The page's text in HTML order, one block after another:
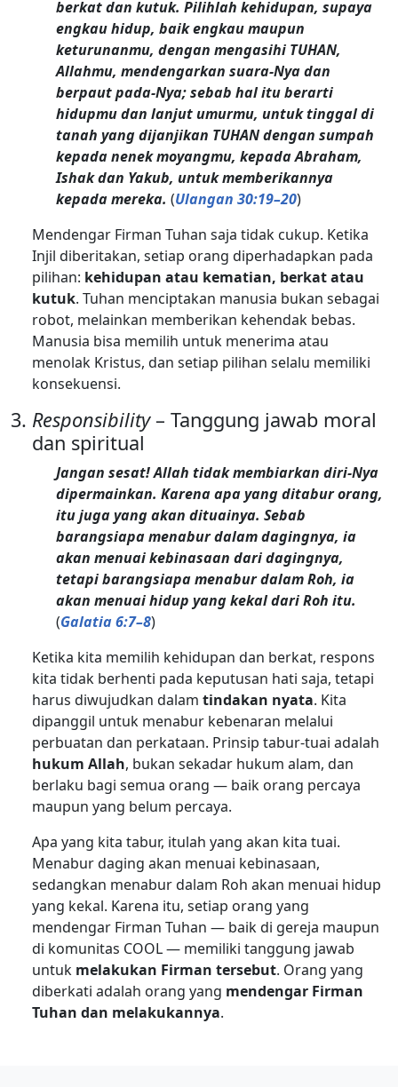
berkat dan kutuk. Pilihlah kehidupan, supaya
engkau hidup, baik engkau maupun
keturunanmu, dengan mengasihi TUHAN,
Allahmu, mendengarkan suara-Nya dan
berpaut pada-Nya; sebab hal itu berarti
hidupmu dan lanjut umurmu, untuk tinggal di
tanah yang dijanjikan TUHAN dengan sumpah
kepada nenek moyangmu, kepada Abraham,
Ishak dan Yakub, untuk memberikannya
kepada mereka. (Ulangan 30:19–20)
Mendengar Firman Tuhan saja tidak cukup. Ketika
Injil diberitakan, setiap orang diperhadapkan pada
pilihan: kehidupan atau kematian, berkat atau
kutuk. Tuhan menciptakan manusia bukan sebagai
robot, melainkan memberikan kehendak bebas.
Manusia bisa memilih untuk menerima atau
menolak Kristus, dan setiap pilihan selalu memiliki
konsekuensi.
Responsibility– Tanggung jawab moral
dan spiritual
Jangan sesat! Allah tidak membiarkan diri-Nya
dipermainkan. Karena apa yang ditabur orang,
itu juga yang akan dituainya. Sebab
barangsiapa menabur dalam dagingnya, ia
akan menuai kebinasaan dari dagingnya,
tetapi barangsiapa menabur dalam Roh, ia
akan menuai hidup yang kekal dari Roh itu.
(Galatia 6:7–8)
Ketika kita memilih kehidupan dan berkat, respons
kita tidak berhenti pada keputusan hati saja, tetapi
harus diwujudkan dalam tindakan nyata. Kita
dipanggil untuk menabur kebenaran melalui
perbuatan dan perkataan. Prinsip tabur-tuai adalah
hukum Allah, bukan sekadar hukum alam, dan
berlaku bagi semua orang — baik orang percaya
maupun yang belum percaya.
Apa yang kita tabur, itulah yang akan kita tuai.
Menabur daging akan menuai kebinasaan,
sedangkan menabur dalam Roh akan menuai hidup
yang kekal. Karena itu, setiap orang yang
mendengar Firman Tuhan — baik di gereja maupun
di komunitas COOL — memiliki tanggung jawab
untuk melakukan Firman tersebut. Orang yang
diberkati adalah orang yang mendengar Firman
Tuhan dan melakukannya.